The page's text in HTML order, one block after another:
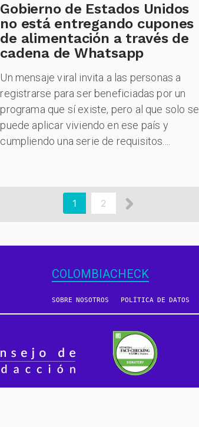
Gobierno de Estados Unidos
no está entregando cupones
de alimentación a través de
cadena de Whatsapp
Un mensaje viral invita a las personas a
registrarse para ser beneficiadas por un
programa que sí existe, pero al que solo se
puede aplicar viviendo en ese país y
cumpliendo una serie de requisitos....
Página
actual
1 Page
2
Siguiente
COLOMBIACHECK
SOBRE NOSOTROS POLÍTICA DE DATOS